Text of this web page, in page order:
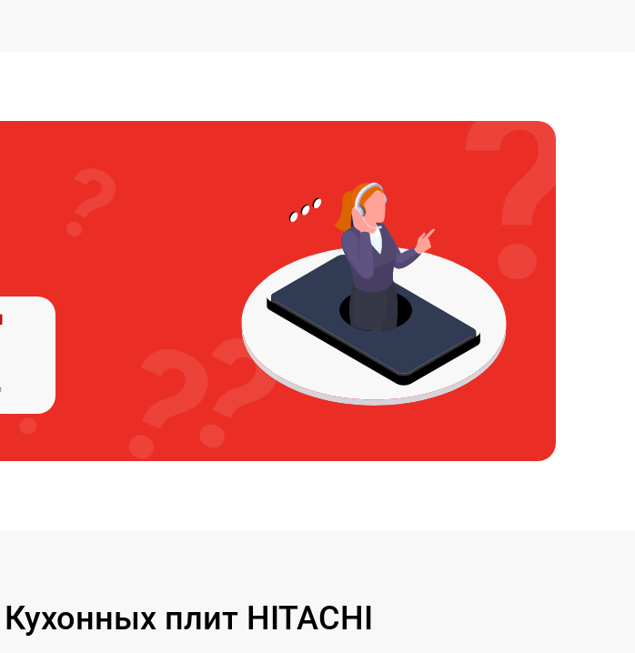
плит HITACHI